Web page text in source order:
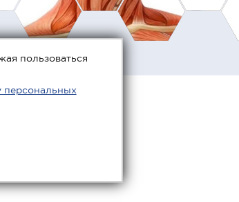
пользоваться
персональных